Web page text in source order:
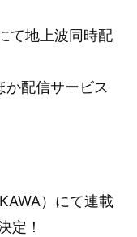
て地上波同時配
配信サービス
）にて連載
定！